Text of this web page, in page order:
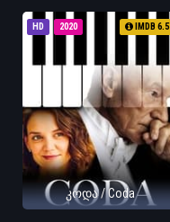
HD 2020 IMDB 6.5
კოდა / Coda